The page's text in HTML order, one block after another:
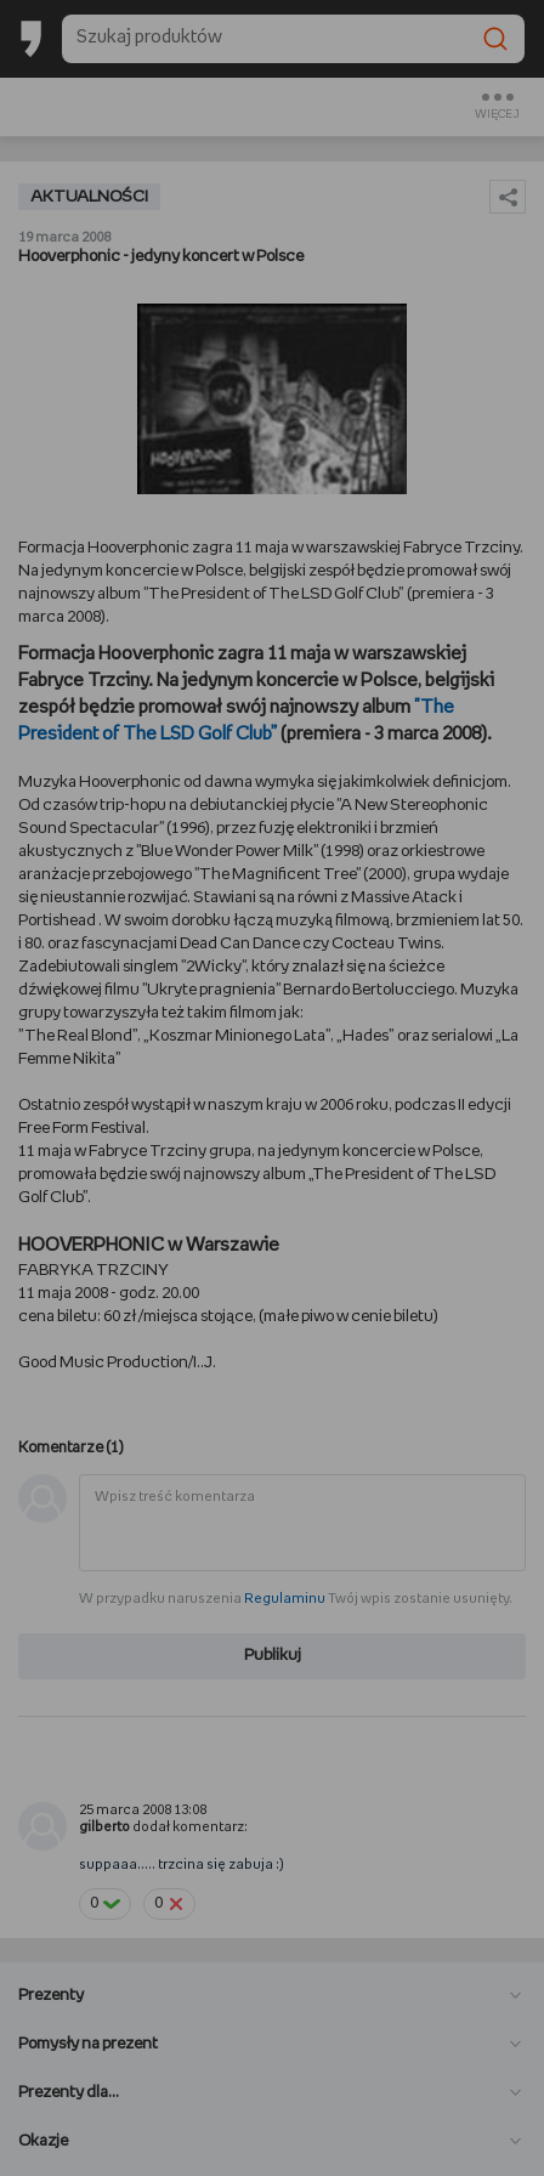
WIĘCEJ
BACK TO SCHOOL
SŁUCHAM
DBAM O URODĘ
TRENUJĘ
URZĄDZAM I DEKORUJĘ
PASJE DZIECKA
GRAM
RYSUJĘ
PORADNIKI
WYWIADY
WSZYSTKO O LEGO
REDAKCJA
WYDARZENIA
POD PATRONATEM EMPIKU
AKTUALNOŚCI
19 marca 2008
Hooverphonic - jedyny koncert w Polsce
Formacja Hooverphonic zagra 11 maja w warszawskiej Fabryce Trzciny.
Na jedynym koncercie w Polsce, belgijski zespół będzie promował swój
najnowszy album "The President of The LSD Golf Club” (premiera - 3
marca 2008).
Formacja Hooverphonic zagra 11 maja w warszawskiej
Fabryce Trzciny. Na jedynym koncercie w Polsce, belgijski
zespół będzie promował swój najnowszy album "The
President of The LSD Golf Club” (premiera - 3 marca 2008).
Muzyka Hooverphonic od dawna wymyka się jakimkolwiek definicjom.
Od czasów trip-hopu na debiutanckiej płycie "A New Stereophonic
Sound Spectacular" (1996), przez fuzję elektroniki i brzmień
akustycznych z "Blue Wonder Power Milk" (1998) oraz orkiestrowe
aranżacje przebojowego "The Magnificent Tree" (2000), grupa wydaje
się nieustannie rozwijać. Stawiani są na równi z Massive Atack i
Portishead . W swoim dorobku łączą muzyką filmową, brzmieniem lat 50.
i 80. oraz fascynacjami Dead Can Dance czy Cocteau Twins.
Zadebiutowali singlem "2Wicky", który znalazł się na ścieżce
dźwiękowej filmu "Ukryte pragnienia" Bernardo Bertolucciego. Muzyka
grupy towarzyszyła też takim filmom jak:
”The Real Blond”, „Koszmar Minionego Lata”, „Hades” oraz serialowi „La
Femme Nikita”
Ostatnio zespół wystąpił w naszym kraju w 2006 roku, podczas II edycji
Free Form Festival.
11 maja w Fabryce Trzciny grupa, na jedynym koncercie w Polsce,
promowała będzie swój najnowszy album „The President of The LSD
Golf Club”.
HOOVERPHONIC w Warszawie
FABRYKA TRZCINY
11 maja 2008 - godz. 20.00
cena biletu: 60 zł /miejsca stojące, (małe piwo w cenie biletu)
Good Music Production/I..J.
Komentarze (1)
W przypadku naruszenia Regulaminu Twój wpis zostanie usunięty.
Publikuj
25 marca 2008 13:08
gilberto dodał komentarz:
suppaaa..... trzcina się zabuja :)
0 0
Prezenty
Pomysły na prezent
Prezenty dla…
Okazje